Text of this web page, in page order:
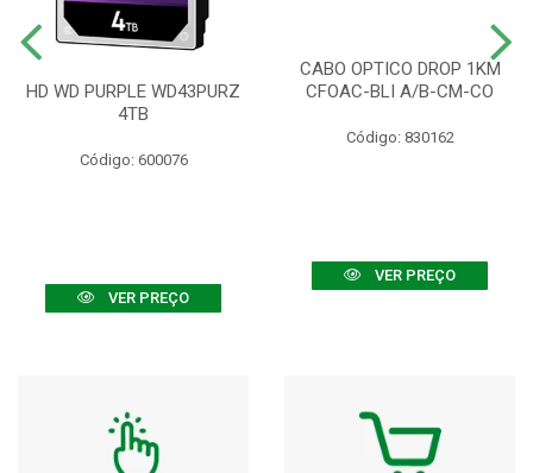
HD WD PURPLE WD43PURZ
4TB
Código: 600076
VER PREÇO
CABO OPTICO DROP 1KM
CFOAC-BLI A/B-CM-CO
Código: 830162
VER PREÇO